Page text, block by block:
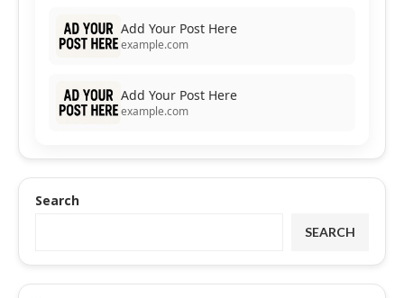
Add Your Post Here
example.com
Add Your Post Here
example.com
Search
SEARCH